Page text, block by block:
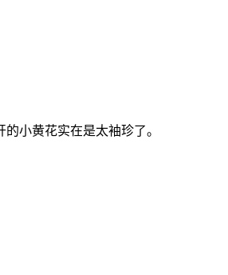
小黄花实在是太袖珍了。